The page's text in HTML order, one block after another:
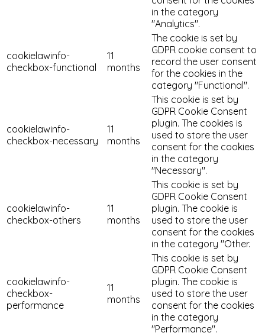
in the category
"Analytics".
cookielawinfo-
checkbox-functional
11
months
The cookie is set by
GDPR cookie consent to
record the user consent
for the cookies in the
category "Functional".
cookielawinfo-
checkbox-necessary
11
months
This cookie is set by
GDPR Cookie Consent
plugin. The cookies is
used to store the user
consent for the cookies
in the category
"Necessary".
cookielawinfo-
checkbox-others
11
months
This cookie is set by
GDPR Cookie Consent
plugin. The cookie is
used to store the user
consent for the cookies
in the category "Other.
cookielawinfo-
checkbox-
performance
11
months
This cookie is set by
GDPR Cookie Consent
plugin. The cookie is
used to store the user
consent for the cookies
in the category
"Performance".